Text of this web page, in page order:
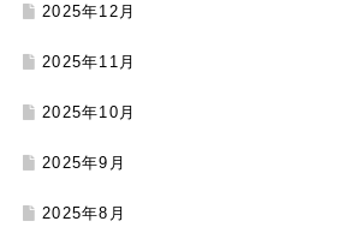
2025年12月
2025年11月
2025年10月
2025年9月
2025年8月